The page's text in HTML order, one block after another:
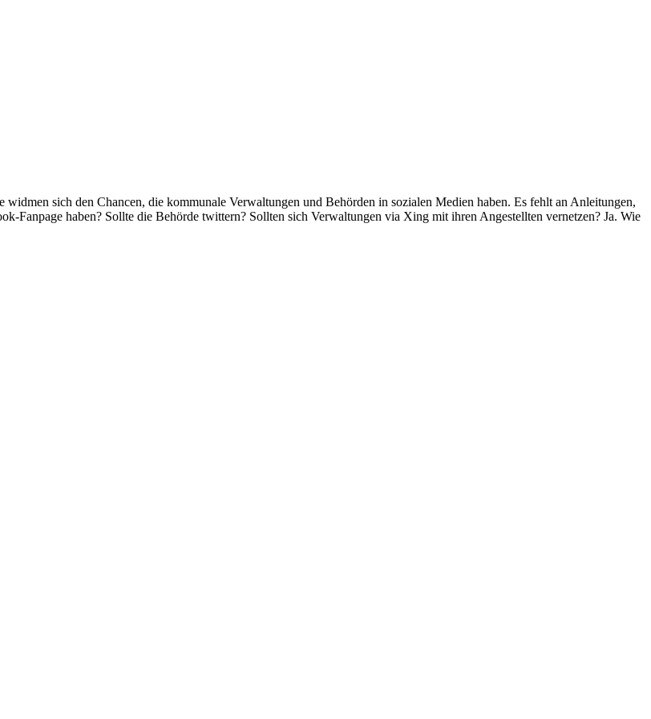
sich den Chancen, die kommunale Verwaltungen und Behörden in sozialen Medien haben. Es fehlt an Anleitungen,
Fanpage haben? Sollte die Behörde twittern? Sollten sich Verwaltungen via Xing mit ihren Angestellten vernetzen? Ja. Wie